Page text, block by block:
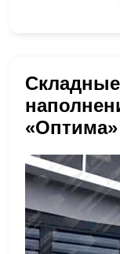
«Оптима»